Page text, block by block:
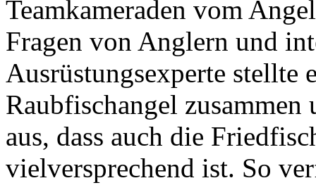
Teamkameraden vom
Fragen von Anglern und
Ausrüstungsexperte stellte
Raubfischangel
aus, dass auch die
vielversprechend ist. So